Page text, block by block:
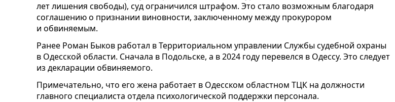
лет лишения свободы), суд ограничился штрафом. Это стало возможным благодаря
соглашению о признании виновности, заключенному между прокурором
и обвиняемым.
Ранее Роман Быков работал в Территориальном управлении Службы судебной охраны
в Одесской области. Сначала в Подольске, а в 2024 году перевелся в Одессу. Это следует
из декларации обвиняемого.
Примечательно, что его жена работает в Одесском областном ТЦК на должности
главного специалиста отдела психологической поддержки персонала.